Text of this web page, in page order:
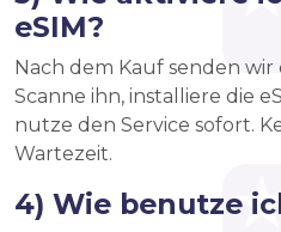
eSIM?
Nach dem Kauf senden wir
Scanne ihn, installiere die
nutze den Service sofort.
Wartezeit.
4) Wie benutze